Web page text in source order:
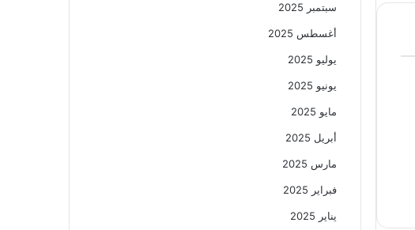
سبتمبر 2025
أغسطس 2025
يوليو 2025
يونيو 2025
مايو 2025
أبريل 2025
مارس 2025
فبراير 2025
يناير 2025